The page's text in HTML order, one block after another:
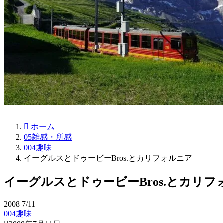
ホーム
05雑感・所感
004趣味
イーグルスとドゥービーBros.とカリフォルニア
イーグルスとドゥービーBros.とカリフ
2008 7/11
004趣味